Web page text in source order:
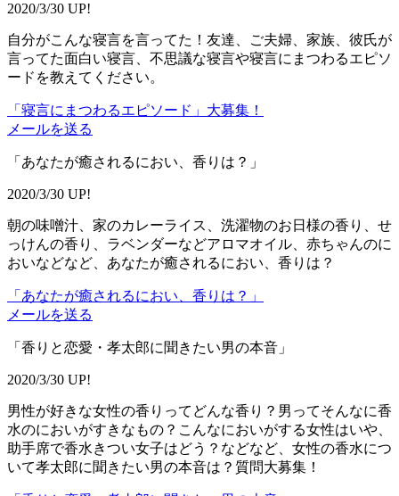
2020/3/30 UP!
自分がこんな寝言を言ってた！友達、ご夫婦、家族、彼氏が
言ってた面白い寝言、不思議な寝言や寝言にまつわるエピソ
ードを教えてください。
「寝言にまつわるエピソード」大募集！
メールを送る
「あなたが癒されるにおい、香りは？」
2020/3/30 UP!
朝の味噌汁、家のカレーライス、洗濯物のお日様の香り、せ
っけんの香り、ラベンダーなどアロマオイル、赤ちゃんのに
おいなどなど、あなたが癒されるにおい、香りは？
「あなたが癒されるにおい、香りは？」
メールを送る
「香りと恋愛・孝太郎に聞きたい男の本音」
2020/3/30 UP!
男性が好きな女性の香りってどんな香り？男ってそんなに香
水のにおいがすきなもの？こんなにおいがする女性はいや、
助手席で香水きつい女子はどう？などなど、女性の香水につ
いて孝太郎に聞きたい男の本音は？質問大募集！